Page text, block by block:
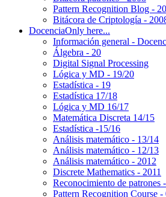
Pattern Recognition Blog -
Bitácora de Criptología -
DocenciaOnly here...
Información general -
Álgebra - 20
Digital Signal Processing
Lógica y MD - 19/20
Estadística - 19
Estadística 17/18
Lógica y MD 16/17
Matemática Discreta 14/15
Estadística -15/16
Análisis matemático - 13/14
Análisis matemático - 12/13
Análisis matemático - 2012
Discrete Mathematics - 2011
Reconocimiento de patrones
Pattern Recognition Course -